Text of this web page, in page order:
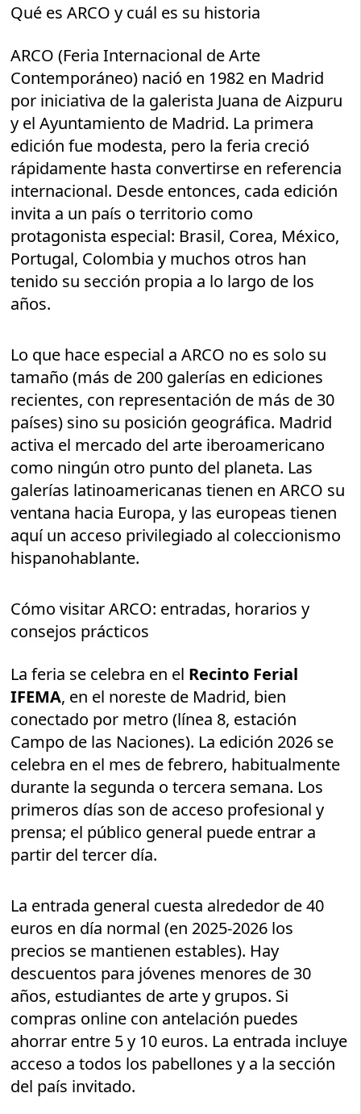
Qué es ARCO y cuál es su historia
ARCO (Feria Internacional de Arte
Contemporáneo) nació en 1982 en Madrid
por iniciativa de la galerista Juana de Aizpuru
y el Ayuntamiento de Madrid. La primera
edición fue modesta, pero la feria creció
rápidamente hasta convertirse en referencia
internacional. Desde entonces, cada edición
invita a un país o territorio como
protagonista especial: Brasil, Corea, México,
Portugal, Colombia y muchos otros han
tenido su sección propia a lo largo de los
años.
Lo que hace especial a ARCO no es solo su
tamaño (más de 200 galerías en ediciones
recientes, con representación de más de 30
países) sino su posición geográfica. Madrid
activa el mercado del arte iberoamericano
como ningún otro punto del planeta. Las
galerías latinoamericanas tienen en ARCO su
ventana hacia Europa, y las europeas tienen
aquí un acceso privilegiado al coleccionismo
hispanohablante.
Cómo visitar ARCO: entradas, horarios y
consejos prácticos
La feria se celebra en el Recinto Ferial
IFEMA, en el noreste de Madrid, bien
conectado por metro (línea 8, estación
Campo de las Naciones). La edición 2026 se
celebra en el mes de febrero, habitualmente
durante la segunda o tercera semana. Los
primeros días son de acceso profesional y
prensa; el público general puede entrar a
partir del tercer día.
La entrada general cuesta alrededor de 40
euros en día normal (en 2025-2026 los
precios se mantienen estables). Hay
descuentos para jóvenes menores de 30
años, estudiantes de arte y grupos. Si
compras online con antelación puedes
ahorrar entre 5 y 10 euros. La entrada incluye
acceso a todos los pabellones y a la sección
del país invitado.